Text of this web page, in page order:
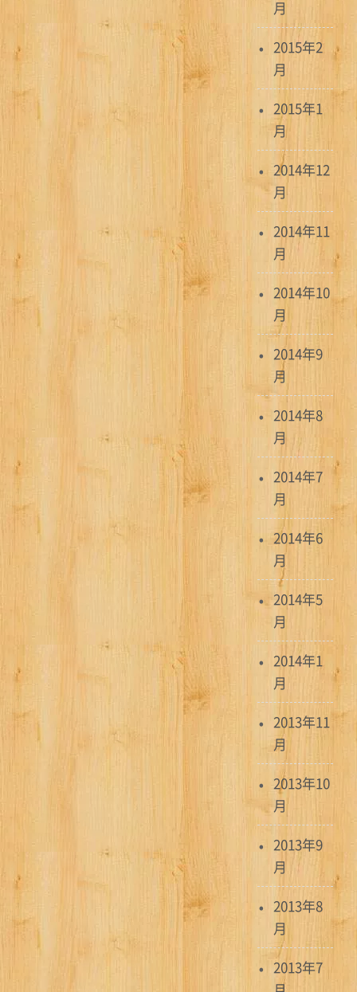
月
2015年2
月
2015年1
月
2014年12
月
2014年11
月
2014年10
月
2014年9
月
2014年8
月
2014年7
月
2014年6
月
2014年5
月
2014年1
月
2013年11
月
2013年10
月
2013年9
月
2013年8
月
2013年7